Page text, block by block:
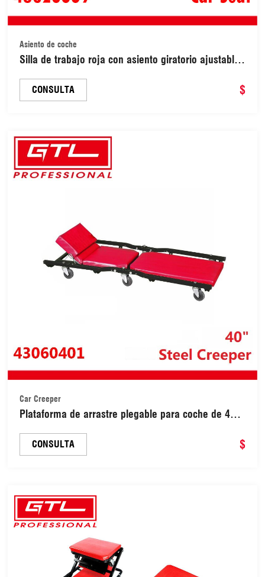
Asiento de coche
Silla de trabajo roja con asiento giratorio ajustable
garaje, con bandeja y 5 ruedas (48320009)
CONSULTA $
Car Creeper
Plataforma de arrastre plegable para coche de 40",
acero con 6 ruedas giratorias, ideal para
mantenimiento de vehículos (4306
CONSULTA $